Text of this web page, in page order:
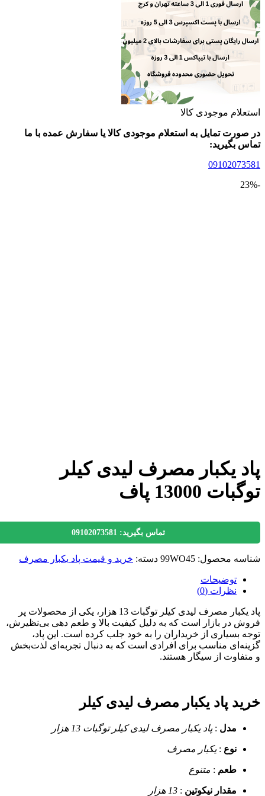
موجودی کالا
تمایل به استعلام موجودی کالا یا سفارش عمده با ما
بگیرید:
یکبار مصرف لیدی کیلر
13000 پاف
تماس بگیرید: 09102073581
محصول:99WO45 دسته:خرید و قیمت پاد یکبار مصرف
توضیحات
نظرات (0)
پاد یکبار مصرف لیدی کیلر توگبات 13 هزار، یکی از محصولات پر
در بازار است که به دلیل کیفیت بالا و طعم دهی بی‌نظیرش،
بسیاری از خریداران را به خود جلب کرده است. این پاد،
مناسب برای افرادی است که به دنبال تجربه‌ای لذت‌بخش
از سیگار هستند.
پاد یکبار مصرف لیدی کیلر
مدل :پاد یکبار مصرف لیدی کیلر توگبات 13 هزار
نوع :یکبار مصرف
طعم :متنوع
مقدار نیکوتین:13 هزار